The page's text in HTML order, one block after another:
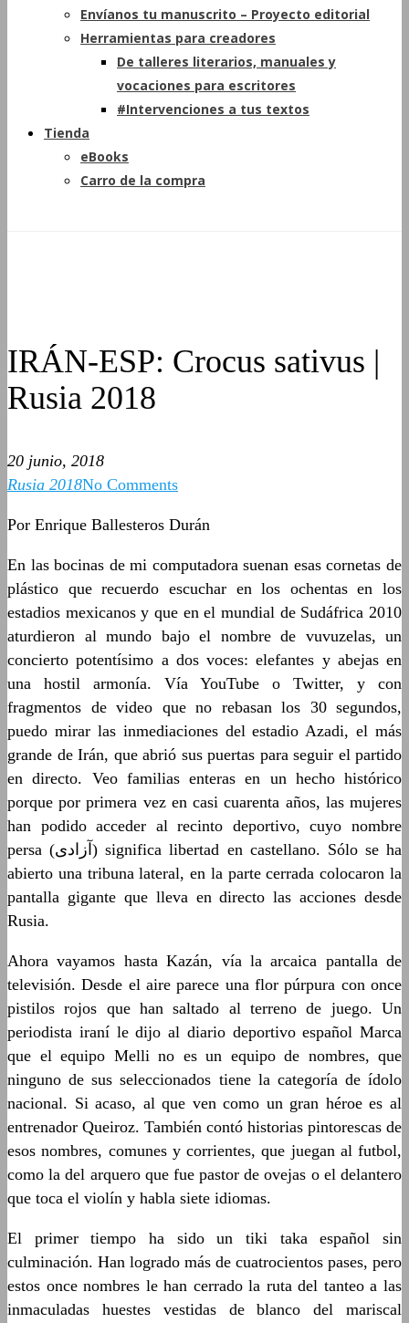
Envíanos tu manuscrito – Proyecto editorial
Herramientas para creadores
De talleres literarios, manuales y
vocaciones para escritores
#Intervenciones a tus textos
Tienda
eBooks
Carro de la compra
IRÁN-ESP: Crocus sativus |
Rusia 2018
20 junio, 2018
Rusia 2018No Comments
Por Enrique Ballesteros Durán
En las bocinas de mi computadora suenan esas cornetas de
plástico que recuerdo escuchar en los ochentas en los
estadios mexicanos y que en el mundial de Sudáfrica 2010
aturdieron al mundo bajo el nombre de vuvuzelas, un
concierto potentísimo a dos voces: elefantes y abejas en
una hostil armonía. Vía YouTube o Twitter, y con
fragmentos de video que no rebasan los 30 segundos,
puedo mirar las inmediaciones del estadio Azadi, el más
grande de Irán, que abrió sus puertas para seguir el partido
en directo. Veo familias enteras en un hecho histórico
porque por primera vez en casi cuarenta años, las mujeres
han podido acceder al recinto deportivo, cuyo nombre
persa (آزادی) significa libertad en castellano. Sólo se ha
abierto una tribuna lateral, en la parte cerrada colocaron la
pantalla gigante que lleva en directo las acciones desde
Rusia.
Ahora vayamos hasta Kazán, vía la arcaica pantalla de
televisión. Desde el aire parece una flor púrpura con once
pistilos rojos que han saltado al terreno de juego. Un
periodista iraní le dijo al diario deportivo español Marca
que el equipo Melli no es un equipo de nombres, que
ninguno de sus seleccionados tiene la categoría de ídolo
nacional. Si acaso, al que ven como un gran héroe es al
entrenador Queiroz. También contó historias pintorescas de
esos nombres, comunes y corrientes, que juegan al futbol,
como la del arquero que fue pastor de ovejas o el delantero
que toca el violín y habla siete idiomas.
El primer tiempo ha sido un tiki taka español sin
culminación. Han logrado más de cuatrocientos pases, pero
estos once nombres le han cerrado la ruta del tanteo a las
inmaculadas huestes vestidas de blanco del mariscal